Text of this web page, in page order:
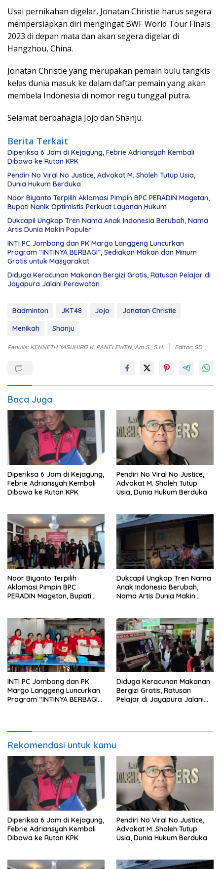
Usai pernikahan digelar, Jonatan Christie harus segera
mempersiapkan diri mengingat BWF World Tour Finals
2023 di depan mata dan akan segera digelar di
Hangzhou, China.
Jonatan Christie yang merupakan pemain bulu tangkis
kelas dunia masuk ke dalam daftar pemain yang akan
membela Indonesia di nomor regu tunggal putra.
Selamat berbahagia Jojo dan Shanju.
Berita Terkait
Diperiksa 6 Jam di Kejagung, Febrie Adriansyah Kembali
Dibawa ke Rutan KPK
Pendiri No Viral No Justice, Advokat M. Sholeh Tutup Usia,
Dunia Hukum Berduka
Noor Biyanto Terpilih Aklamasi Pimpin BPC PERADIN Magetan,
Bupati Nanik Optimistis Perkuat Layanan Hukum
Dukcapil Ungkap Tren Nama Anak Indonesia Berubah, Nama
Artis Dunia Makin Populer
INTI PC Jombang dan PK Margo Langgeng Luncurkan
Program “INTINYA BERBAGI”, Sediakan Makan dan Minum
Gratis untuk Masyarakat
Diduga Keracunan Makanan Bergizi Gratis, Ratusan Pelajar di
Jayapura Jalani Perawatan
Badminton JKT48 Jojo
Jonatan Christie
Menikah
Shanju
Penulis: KENNETH YASUHIRO K. PANELEWEN, Am.S., S.H. Editor: SD
Baca Juga
Diperiksa 6 Jam di Kejagung,
Febrie Adriansyah Kembali
Dibawa ke Rutan KPK
Pendiri No Viral No Justice,
Advokat M. Sholeh Tutup
Usia, Dunia Hukum Berduka
Noor Biyanto Terpilih
Aklamasi Pimpin BPC
PERADIN Magetan, Bupati
Dukcapil Ungkap Tren Nama
Anak Indonesia Berubah,
Nama Artis Dunia Makin
INTI PC Jombang dan PK
Margo Langgeng Luncurkan
Program “INTINYA BERBAGI”,
Diduga Keracunan Makanan
Bergizi Gratis, Ratusan
Pelajar di Jayapura Jalani
Rekomendasi untuk kamu
Diperiksa 6 Jam di Kejagung,
Febrie Adriansyah Kembali
Dibawa ke Rutan KPK
Pendiri No Viral No Justice,
Advokat M. Sholeh Tutup
Usia, Dunia Hukum Berduka